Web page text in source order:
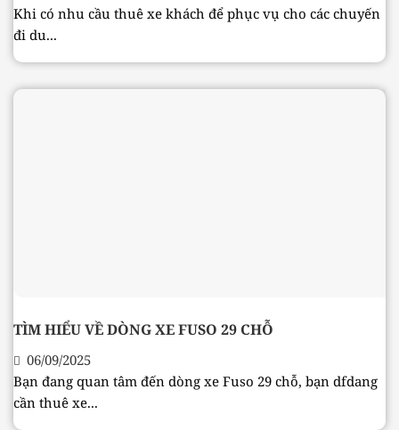
Khi có nhu cầu thuê xe khách để phục vụ cho các chuyến
đi du...
TÌM HIỂU VỀ DÒNG XE FUSO 29 CHỖ
Bạn đang quan tâm đến dòng xe Fuso 29 chỗ, bạn dfdang
cần thuê xe...
06/09/2025